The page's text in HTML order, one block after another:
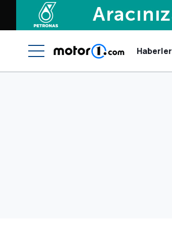
Haberler